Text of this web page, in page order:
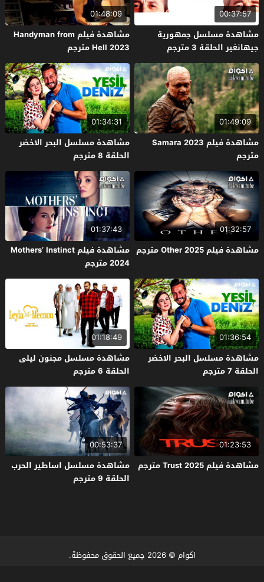
00:37:57
مشاهدة مسلسل جمهورية
جيهانغير الحلقة 3 مترجم
01:48:09
مشاهدة فيلم Handyman from
Hell 2023 مترجم
01:49:09
مشاهدة فيلم Samara 2023
مترجم
01:34:31
مشاهدة مسلسل البحر الاخضر
الحلقة 8 مترجم
01:32:57
مشاهدة فيلم Other 2025 مترجم
01:37:43
مشاهدة فيلم Mothers’ Instinct
2024 مترجم
01:36:54
مشاهدة مسلسل البحر الاخضر
الحلقة 7 مترجم
01:18:49
مشاهدة مسلسل مجنون ليلى
الحلقة 6 مترجم
01:23:53
مشاهدة فيلم Trust 2025 مترجم
00:53:37
مشاهدة مسلسل اساطير الحرب
الحلقة 9 مترجم
اكوام © 2026 جميع الحقوق محفوظة.